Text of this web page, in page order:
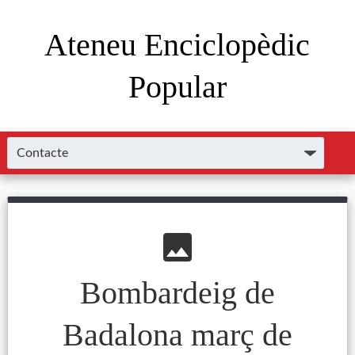
Ateneu Enciclopèdic
Popular
image
Bombardeig de
Badalona març de